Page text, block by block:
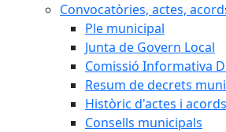
Convocatòries, actes,
Ple municipal
Junta de Govern Local
Comissió Informativa
Resum de decrets
Històric d'actes i acords
Consells municipals